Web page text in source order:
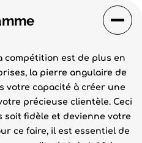
compétition est de plus en
la pierre angulaire de
votre capacité à créer une
précieuse clientèle. Ceci
soit fidèle et devienne votre
ce faire, il est essentiel de